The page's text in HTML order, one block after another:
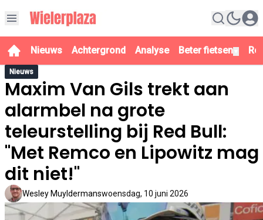
Nieuws Achtergrond Analyse Beter fietsen
Nieuws
Maxim Van Gils trekt aan
alarmbel na grote
teleurstelling bij Red Bull:
"Met Remco en Lipowitz mag
dit niet!"
Wesley Muyldermanswoensdag, 10 juni 2026